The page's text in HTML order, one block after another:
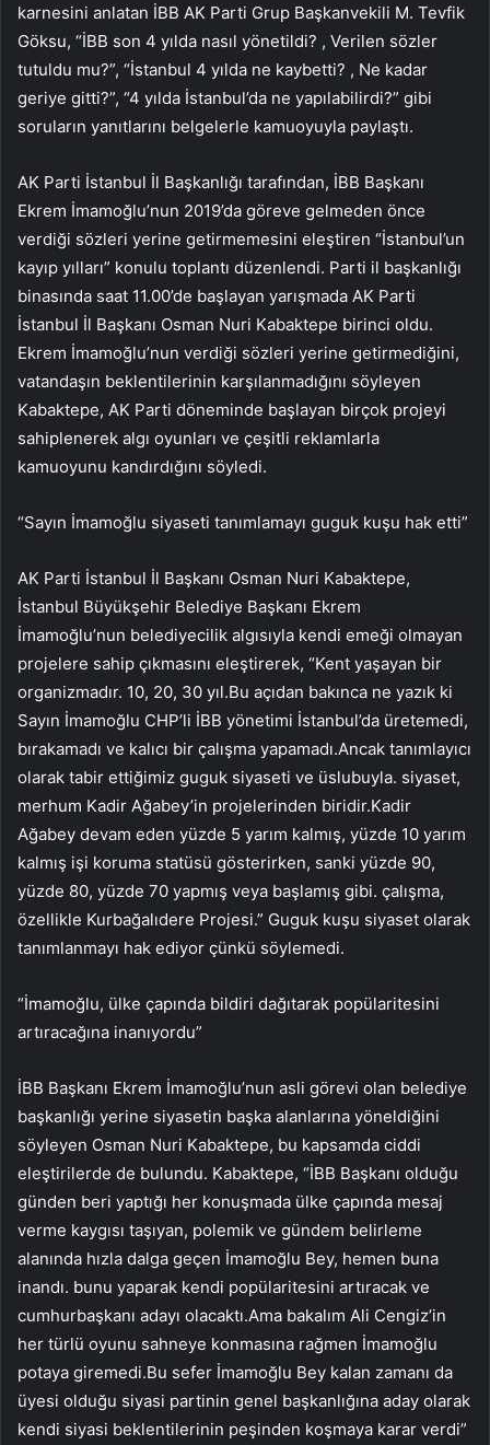
karnesini anlatan İBB AK Parti Grup Başkanvekili M. Tevfik
Göksu, “İBB son 4 yılda nasıl yönetildi? , Verilen sözler
tutuldu mu?”, “İstanbul 4 yılda ne kaybetti? , Ne kadar
geriye gitti?”, “4 yılda İstanbul’da ne yapılabilirdi?” gibi
soruların yanıtlarını belgelerle kamuoyuyla paylaştı.
AK Parti İstanbul İl Başkanlığı tarafından, İBB Başkanı
Ekrem İmamoğlu’nun 2019’da göreve gelmeden önce
verdiği sözleri yerine getirmemesini eleştiren “İstanbul’un
kayıp yılları” konulu toplantı düzenlendi. Parti il ​​başkanlığı
binasında saat 11.00’de başlayan yarışmada AK Parti
İstanbul İl Başkanı Osman Nuri Kabaktepe birinci oldu.
Ekrem İmamoğlu’nun verdiği sözleri yerine getirmediğini,
vatandaşın beklentilerinin karşılanmadığını söyleyen
Kabaktepe, AK Parti döneminde başlayan birçok projeyi
sahiplenerek algı oyunları ve çeşitli reklamlarla
kamuoyunu kandırdığını söyledi.
“Sayın İmamoğlu siyaseti tanımlamayı guguk kuşu hak etti”
AK Parti İstanbul İl Başkanı Osman Nuri Kabaktepe,
İstanbul Büyükşehir Belediye Başkanı Ekrem
İmamoğlu’nun belediyecilik algısıyla kendi emeği olmayan
projelere sahip çıkmasını eleştirerek, “Kent yaşayan bir
organizmadır. 10, 20, 30 yıl.Bu açıdan bakınca ne yazık ki
Sayın İmamoğlu CHP’li İBB yönetimi İstanbul’da üretemedi,
bırakamadı ve kalıcı bir çalışma yapamadı.Ancak tanımlayıcı
olarak tabir ettiğimiz guguk siyaseti ve üslubuyla. siyaset,
merhum Kadir Ağabey’in projelerinden biridir.Kadir
Ağabey devam eden yüzde 5 yarım kalmış, yüzde 10 yarım
kalmış işi koruma statüsü gösterirken, sanki yüzde 90,
yüzde 80, yüzde 70 yapmış veya başlamış gibi. çalışma,
özellikle Kurbağalıdere Projesi.” Guguk kuşu siyaset olarak
tanımlanmayı hak ediyor çünkü söylemedi.
“İmamoğlu, ülke çapında bildiri dağıtarak popülaritesini
artıracağına inanıyordu”
İBB Başkanı Ekrem İmamoğlu’nun asli görevi olan belediye
başkanlığı yerine siyasetin başka alanlarına yöneldiğini
söyleyen Osman Nuri Kabaktepe, bu kapsamda ciddi
eleştirilerde de bulundu. Kabaktepe, “İBB Başkanı olduğu
günden beri yaptığı her konuşmada ülke çapında mesaj
verme kaygısı taşıyan, polemik ve gündem belirleme
alanında hızla dalga geçen İmamoğlu Bey, hemen buna
inandı. bunu yaparak kendi popülaritesini artıracak ve
cumhurbaşkanı adayı olacaktı.Ama bakalım Ali Cengiz’in
her türlü oyunu sahneye konmasına rağmen İmamoğlu
potaya giremedi.Bu sefer İmamoğlu Bey kalan zamanı da
üyesi olduğu siyasi partinin genel başkanlığına aday olarak
kendi siyasi beklentilerinin peşinden koşmaya karar verdi”